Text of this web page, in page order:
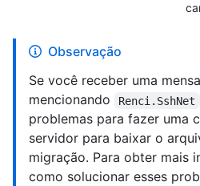
Observação
Se você receber uma
mencionando
Renci.SshNet
problemas para fazer uma
servidor para baixar o
migração. Para obter mais
como solucionar esses